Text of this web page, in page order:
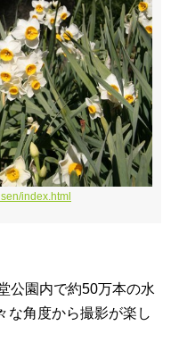
index.html
公園内で約50万本の水
な角度から撮影が楽し